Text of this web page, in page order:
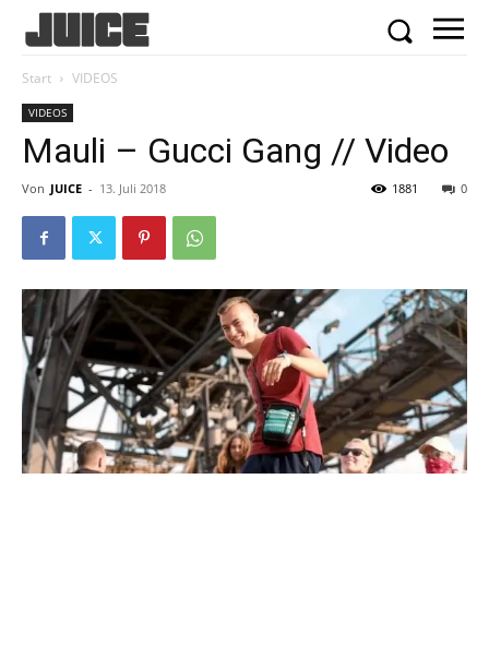
Start VIDEOS
VIDEOS
Mauli – Gucci Gang // Video
Von JUICE - 13. Juli 2018 0
1881